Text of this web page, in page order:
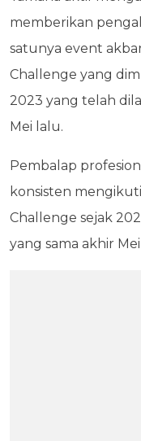
memberikan
satunya event
Challenge yang
2023 yang telah
Mei lalu.
Pembalap
konsisten
Challenge sejak
yang sama akhir